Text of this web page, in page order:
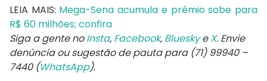
LEIA MAIS: Mega-Sena acumula e prêmio sobe para
R$ 60 milhões; confira
Siga a gente noInsta, Facebook, BlueskyeX. Envie
denúncia ou sugestão de pauta para (71) 99940 –
7440 (WhatsApp).